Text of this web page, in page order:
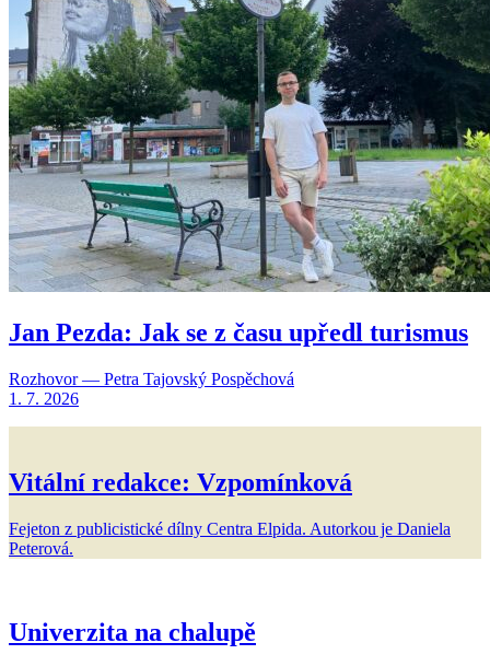
Jan Pezda: Jak se z času upředl turismus
Rozhovor — Petra Tajovský Pospěchová
1. 7. 2026
Vitální redakce: Vzpomínková
Fejeton z publicistické dílny Centra Elpida. Autorkou je Daniela
Peterová.
Univerzita na chalupě